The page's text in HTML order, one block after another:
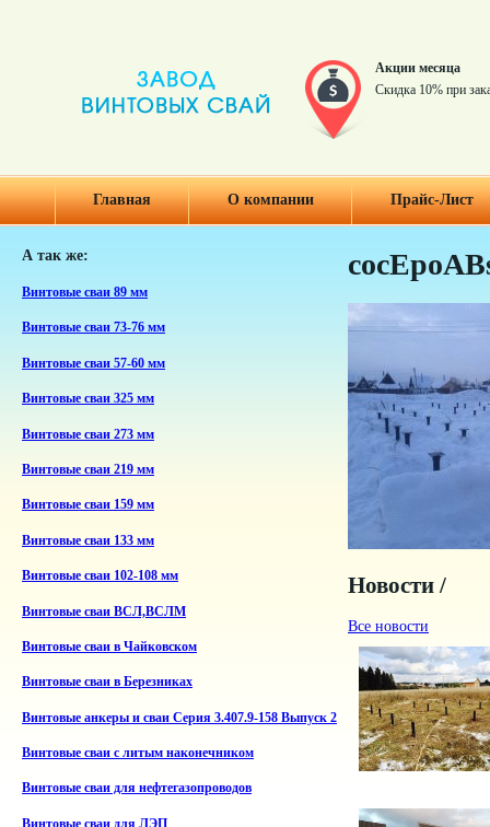
Акции месяца
Скидка 10% при
Главная О компании Прайс-Лист
А так же:
Винтовые сваи 89 мм
Винтовые сваи 73-76 мм
Винтовые сваи 57-60 мм
Винтовые сваи 325 мм
Винтовые сваи 273 мм
Винтовые сваи 219 мм
Винтовые сваи 159 мм
Винтовые сваи 133 мм
Винтовые сваи 102-108 мм
Винтовые сваи ВСЛ,ВСЛМ
Винтовые сваи в Чайковском
Винтовые сваи в Березниках
Винтовые анкеры и сваи Серия 3.407.9-158 Выпуск 2
Винтовые сваи с литым наконечником
Винтовые сваи для нефтегазопроводов
Винтовые сваи для ЛЭП
Новости /
Все новости